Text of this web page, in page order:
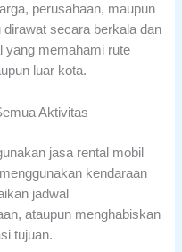
perusahaan, maupun
secara berkala dan
yang memahami rute
luar kota.
Aktivitas
jasa rental mobil
kendaraan
jadwal
ataupun menghabiskan
tujuan.